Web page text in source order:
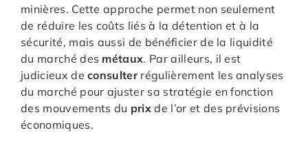
minières. Cette approche permet non seulement
de réduire les coûts liés à la détention et à la
sécurité, mais aussi de bénéficier de la liquidité
du marché des métaux. Par ailleurs, il est
judicieux deconsulterrégulièrement les analyses
du marché pour ajuster sa stratégie en fonction
des mouvements du prix de l’or et des prévisions
économiques.